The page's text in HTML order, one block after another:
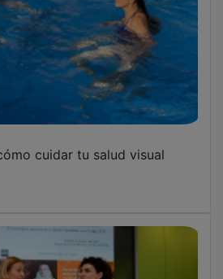
aborda el poder y la
las hijas ilegítimas de reyes
curso de verano